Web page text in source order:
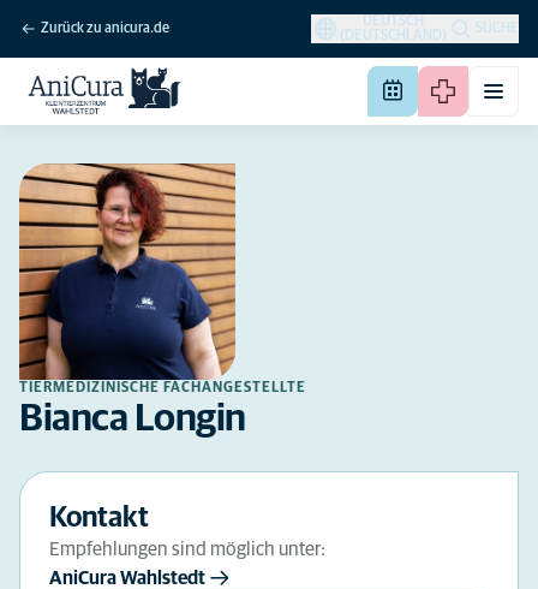
Zurück zu anicura.de
DEUTSCH
(DEUTSCHLAND)
SUCHE
TIERMEDIZINISCHE FACHANGESTELLTE
Bianca Longin
Kontakt
Empfehlungen sind möglich unter:
AniCura Wahlstedt